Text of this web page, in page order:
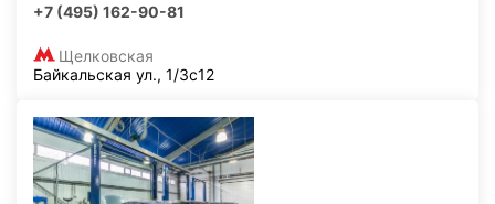
+7 (495) 162-90-81
Щелковская
Байкальская ул., 1/3с12